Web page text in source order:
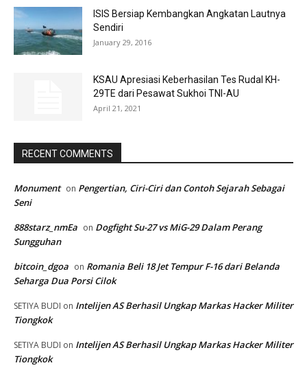
ISIS Bersiap Kembangkan Angkatan Lautnya
Sendiri
January 29, 2016
KSAU Apresiasi Keberhasilan Tes Rudal KH-
29TE dari Pesawat Sukhoi TNI-AU
April 21, 2021
RECENT COMMENTS
Monument on Pengertian, Ciri-Ciri dan Contoh Sejarah Sebagai
Seni
888starz_nmEa on Dogfight Su-27 vs MiG-29 Dalam Perang
Sungguhan
bitcoin_dgoa on Romania Beli 18 Jet Tempur F-16 dari Belanda
Seharga Dua Porsi Cilok
SETIYA BUDI on Intelijen AS Berhasil Ungkap Markas Hacker Militer
Tiongkok
SETIYA BUDI on Intelijen AS Berhasil Ungkap Markas Hacker Militer
Tiongkok